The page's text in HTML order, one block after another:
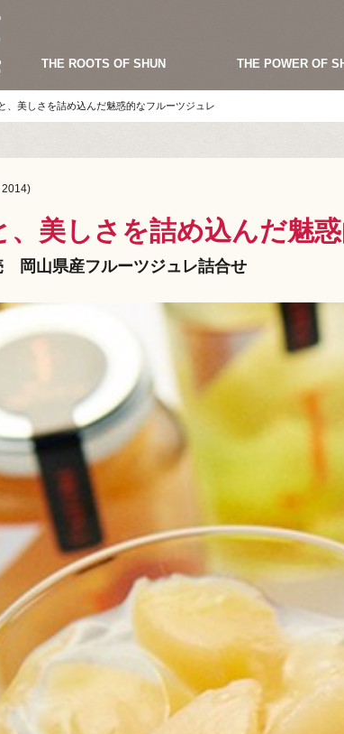
THE ROOTS OF SHUN THE POWER OF
、美しさを詰め込んだ魅惑的なフルーツジュレ
2014)
、美しさを詰め込んだ魅
岡山県産フルーツジュレ詰合せ